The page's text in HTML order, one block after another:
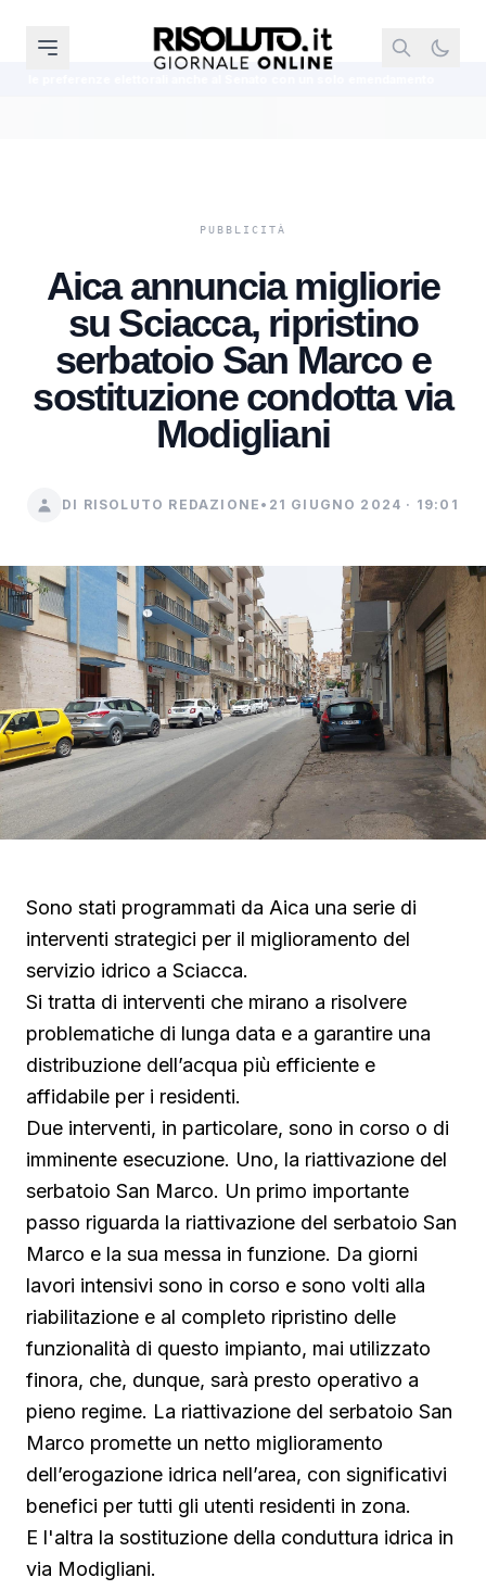
Aica annuncia migliorie
su Sciacca, ripristino
serbatoio San Marco e
sostituzione condotta via
Modigliani
DI RISOLUTO REDAZIONE • 21 GIUGNO 2024 · 19:01
Sono stati programmati da Aica una serie di
interventi strategici per il miglioramento del
servizio idrico a Sciacca.
Si tratta di interventi che mirano a risolvere
problematiche di lunga data e a garantire una
distribuzione dell’acqua più efficiente e
affidabile per i residenti.
Due interventi, in particolare, sono in corso o di
imminente esecuzione. Uno, la riattivazione del
serbatoio San Marco. Un primo importante
passo riguarda la riattivazione del serbatoio San
Marco e la sua messa in funzione. Da giorni
lavori intensivi sono in corso e sono volti alla
riabilitazione e al completo ripristino delle
funzionalità di questo impianto, mai utilizzato
finora, che, dunque, sarà presto operativo a
pieno regime. La riattivazione del serbatoio San
Marco promette un netto miglioramento
dell’erogazione idrica nell’area, con significativi
benefici per tutti gli utenti residenti in zona.
E l'altra la sostituzione della conduttura idrica in
via Modigliani.